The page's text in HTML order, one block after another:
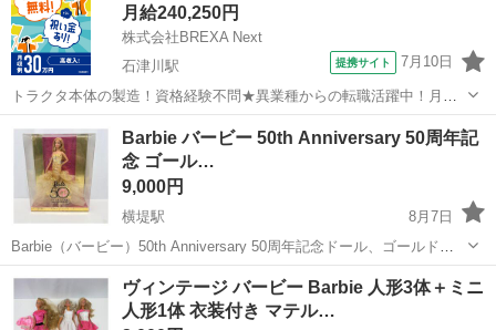
【メーカー】 WORLD ...
月給240,250円
株式会社BREXA Next
石津川駅
提携サイト 7月10日
トラクタ本体の製造！資格経験不問★異業種からの転職活躍中！月収
例29万円以上！生活支援物資事前対応可◎即日入寮OK！寮費はずっと
無料＆備品付き1R寮完備！赴任旅費会社負担！工場まで無料送迎あり
◎《大阪府堺市》 人気の工場の...
大阪 堺市 その他
Barbie バービー 50th Anniversary 50周年記
念 ゴール…
9,000円
横堤駅
8月7日
Barbie（バービー）50th Anniversary 50周年記念ドール、ゴールドド
レスの未開封品1点です。マテル（MATTEL）製。 【内容】 ・ドール1
点（箱入り・未開封） ・ゴールドドレス仕様の50周年記念モ...
大阪 大阪市
ヴィンテージ バービー Barbie 人形3体＋ミニ
人形1体 衣装付き マテル…